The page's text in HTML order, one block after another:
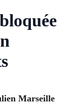
Marseille